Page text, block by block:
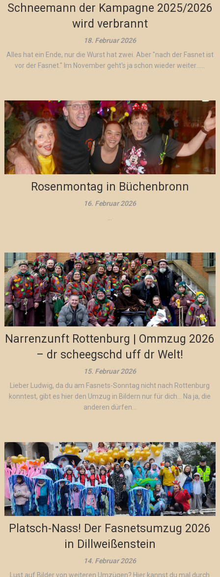
Schneemann der Kampagne 2025/2026
wird verbrannt
18. Februar 2026
Alles hat ein Ende, nur die Wurst hat zwei. Aber "nach der Fasnet ist
vor der Fasnet." Im November geht's ja schon wieder weiter......
Rosenmontag in Büchenbronn
16. Februar 2026
...
Narrenzunft Rottenburg | Ommzug 2026
– dr scheegschd uff dr Welt!
15. Februar 2026
Lieber Ludwig, da du am Fasnets-Sonntag nicht nach Rottenburg
konntest, gibt es hier den Umzug in Bildern nur für dich… Na ja, die
anderen dürfen...
Platsch-Nass! Der Fasnetsumzug 2026
in Dillweißenstein
14. Februar 2026
Lust auf Bilder von weiteren Umzügen? Hier kannst du mal durch